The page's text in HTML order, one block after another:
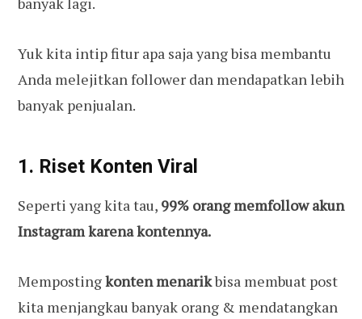
Yuk kita intip fitur apa saja yang bisa membantu
Anda melejitkan follower dan mendapatkan lebih
banyak penjualan.
1. Riset Konten Viral
Seperti yang kita tau, 99% orang memfollow akun
Instagram karena kontennya.
Mempostingkonten menarikbisa membuat post
kita menjangkau banyak orang & mendatangkan